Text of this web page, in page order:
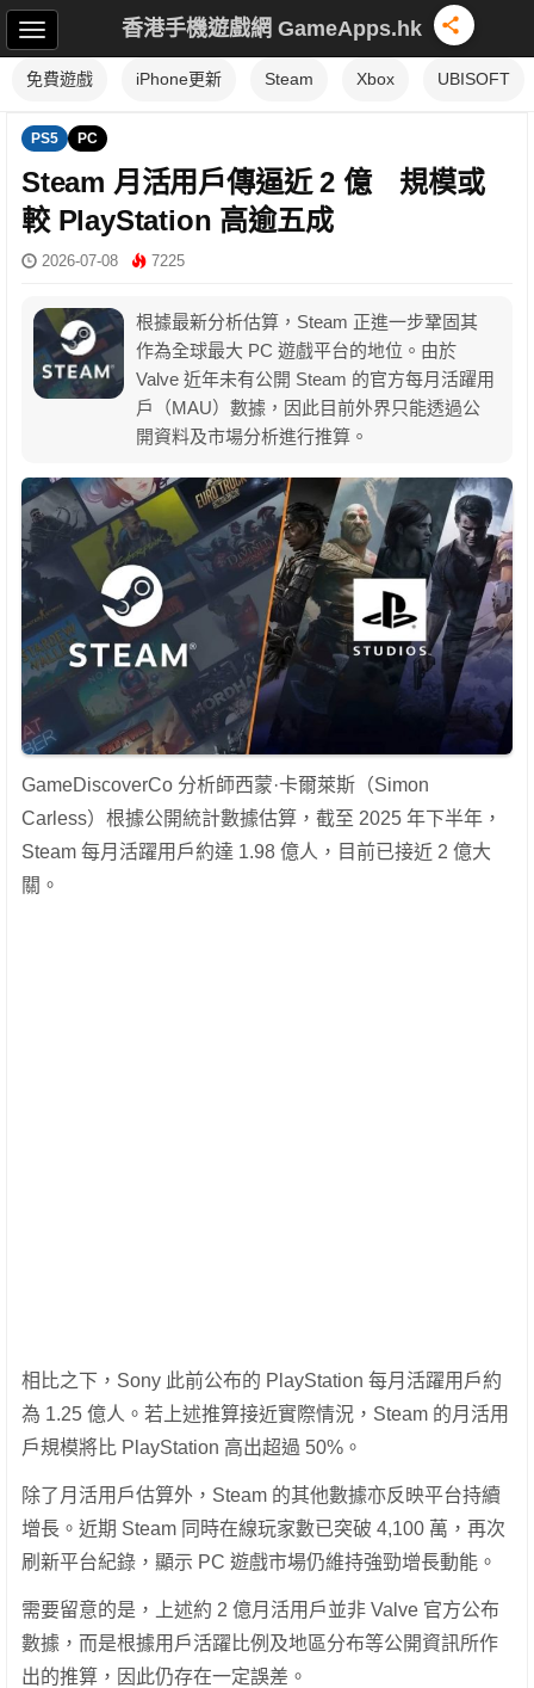
香港手機遊戲網 GameApps.hk
免費遊戲 iPhone更新 Steam Xbox UBISOFT
PS5 PC
Steam 月活用戶傳逼近 2 億 規模或
較 PlayStation 高逾五成
2026-07-08 7225
根據最新分析估算，Steam 正進一步鞏固其
作為全球最大 PC 遊戲平台的地位。由於
Valve 近年未有公開 Steam 的官方每月活躍用
戶（MAU）數據，因此目前外界只能透過公
開資料及市場分析進行推算。
GameDiscoverCo 分析師西蒙·卡爾萊斯（Simon
Carless）根據公開統計數據估算，截至 2025 年下半年，
Steam 每月活躍用戶約達 1.98 億人，目前已接近 2 億大
關。
相比之下，Sony 此前公布的 PlayStation 每月活躍用戶約
為 1.25 億人。若上述推算接近實際情況，Steam 的月活用
戶規模將比 PlayStation 高出超過 50%。
除了月活用戶估算外，Steam 的其他數據亦反映平台持續
增長。近期 Steam 同時在線玩家數已突破 4,100 萬，再次
刷新平台紀錄，顯示 PC 遊戲市場仍維持強勁增長動能。
需要留意的是，上述約 2 億月活用戶並非 Valve 官方公布
數據，而是根據用戶活躍比例及地區分布等公開資訊所作
出的推算，因此仍存在一定誤差。